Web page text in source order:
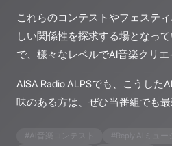
これらのコンテストやフェステ
しい関係性を探求する場となっ
で、様々なレベルでAI音楽クリ
AISA Radio ALPSでも、こうし
味のある方は、ぜひ当番組でも
# AI音楽コンテスト Reply AIミュー